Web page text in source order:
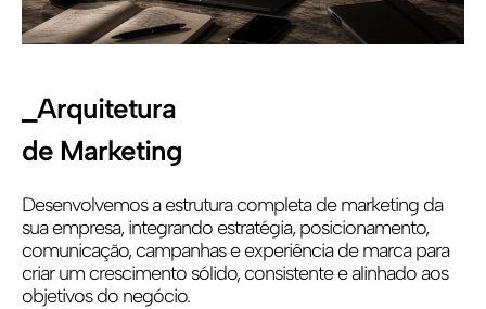
_Arquitetura
de Marketing
Desenvolvemos a estrutura completa de marketing da
sua empresa, integrando estratégia, posicionamento,
comunicação, campanhas e experiência de marca para
criar um crescimento sólido, consistente e alinhado aos
objetivos do negócio.